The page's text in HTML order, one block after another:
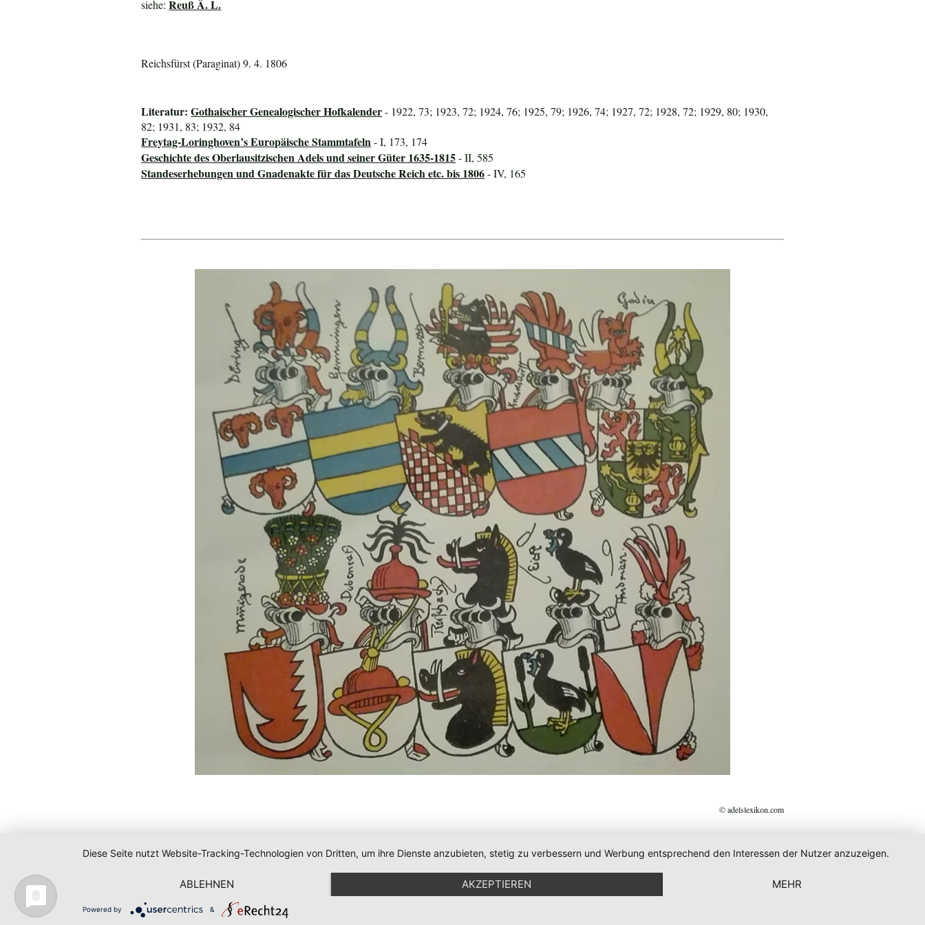
siehe:Reuß Ä. L.
Reichsfürst (Paraginat) 9. 4. 1806
Literatur:Gothaischer Genealogischer Hofkalender- 1922, 73; 1923, 72; 1924, 76; 1925, 79; 1926, 74; 1927, 72; 1928, 72; 1929, 80; 1930,
82; 1931, 83; 1932, 84
Freytag-Loringhoven’s Europäische Stammtafeln- I, 173, 174
Geschichte des Oberlausitzischen Adels und seiner Güter 1635-1815- II, 585
Standeserhebungen und Gnadenakte für das Deutsche Reich etc. bis 1806- IV, 165
© adelslexikon.com
Diese Seite nutzt Website-Tracking-Technologien von Dritten, um ihre Dienste anzubieten, stetig zu verbessern und Werbung entsprechend den Interessen der Nutzer anzuzeigen.
ABLEHNEN AKZEPTIEREN MEHR
Powered by &